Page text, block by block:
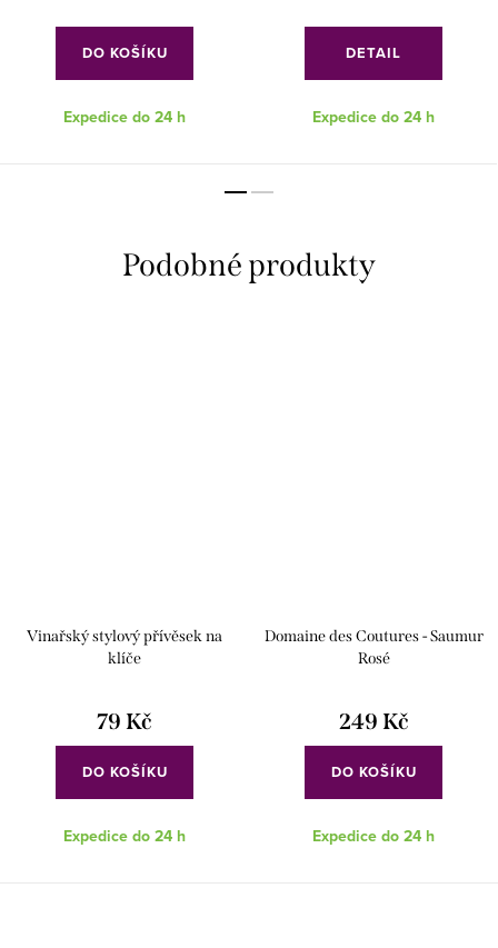
DO KOŠÍKU
Expedice do 24 h
DETAIL
Expedice do 24 h
Vinařský stylový přívěsek na
klíče
79 Kč
DO KOŠÍKU
Expedice do 24 h
Domaine des Coutures - Saumur
Rosé
249 Kč
DO KOŠÍKU
Expedice do 24 h